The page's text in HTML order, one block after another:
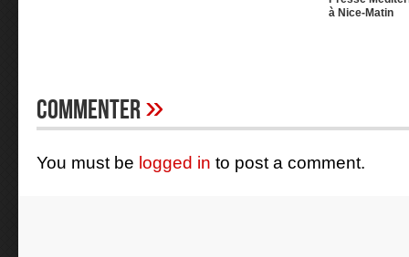
à Nice-Matin
Commenter»
You must be logged in to post a comment.